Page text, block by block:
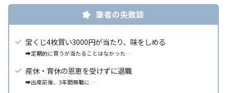
筆者の失敗談
宝くじ4枚買い3000円が当たり、味をしめる
➡定期的に買うが当たることはなかった…
産休・育休の恩恵を受けずに退職
➡出産前後、3年間無職に…